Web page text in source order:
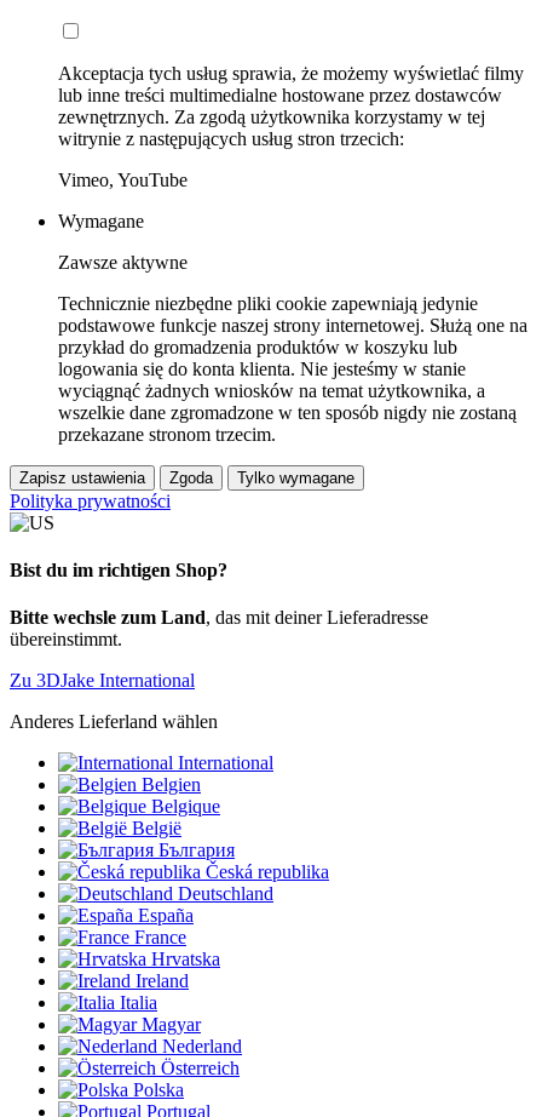
Akceptacja tych usług sprawia, że możemy wyświetlać filmy
lub inne treści multimedialne hostowane przez dostawców
zewnętrznych. Za zgodą użytkownika korzystamy w tej
witrynie z następujących usług stron trzecich:
Vimeo, YouTube
Wymagane
Zawsze aktywne
Technicznie niezbędne pliki cookie zapewniają jedynie
podstawowe funkcje naszej strony internetowej. Służą one na
przykład do gromadzenia produktów w koszyku lub
logowania się do konta klienta. Nie jesteśmy w stanie
wyciągnąć żadnych wniosków na temat użytkownika, a
wszelkie dane zgromadzone w ten sposób nigdy nie zostaną
przekazane stronom trzecim.
Zapisz ustawienia Zgoda Tylko wymagane
Polityka prywatności
Bist du im richtigen Shop?
Bitte wechsle zum Land, das mit deiner Lieferadresse
übereinstimmt.
Zu 3DJake International
Anderes Lieferland wählen
International
Belgien
Belgique
België
България
Česká republika
Deutschland
España
France
Hrvatska
Ireland
Italia
Magyar
Nederland
Österreich
Polska
Portugal